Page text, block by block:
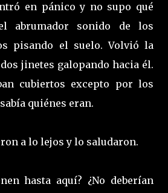
en pánico y no supo qué
abrumador sonido de los
pisando el suelo. Volvió la
jinetes galopando hacia él.
cubiertos excepto por los
quiénes eran.
a lo lejos y lo saludaron.
hasta aquí? ¿No deberían